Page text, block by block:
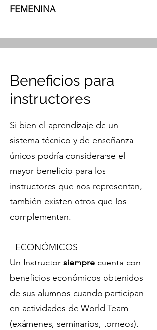
FEMENINA
Beneficios para
instructores
Si bien el aprendizaje de un
sistema técnico y de enseñanza
únicos podría considerarse el
mayor beneficio para los
instructores que nos representan,
también existen otros que los
complementan.
- ECONÓMICOS
Un Instructor siempre cuenta con
beneficios económicos obtenidos
de sus alumnos cuando participan
en actividades de World Team
(exámenes, seminarios, torneos).